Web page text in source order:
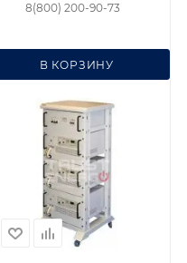
В КОРЗИНУ
8(800) 200-90-73